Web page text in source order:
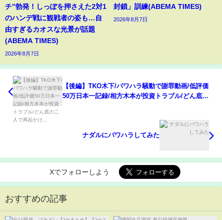
チ”勃発！しっぽを押さえた2対1
のハンデ戦に観戦者の姿も…自
由すぎるカオスな光景が話題
(ABEMA TIMES)
2026年8月7日
封鎖」訓練(ABEMA TIMES)
2026年8月7日
【後編】TKO木下/パワハラ騒動で謝罪動画/低評価
50万日本一記録/相方木本が投資トラブル/どん底の
ナダルにパワハラしてみた
Xでフォローしよう
おすすめの記事